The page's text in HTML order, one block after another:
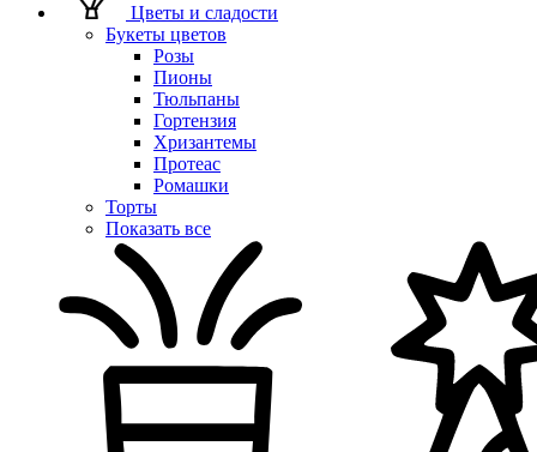
Цветы и сладости
Букеты цветов
Розы
Пионы
Тюльпаны
Гортензия
Хризантемы
Протеас
Ромашки
Торты
Показать все